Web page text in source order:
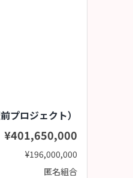
プロジェクト）
¥401,650,000
¥196,000,000
匿名組合